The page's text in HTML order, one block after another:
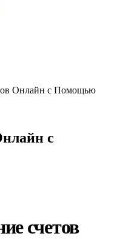
Онлайн с Помощью
с
счетов